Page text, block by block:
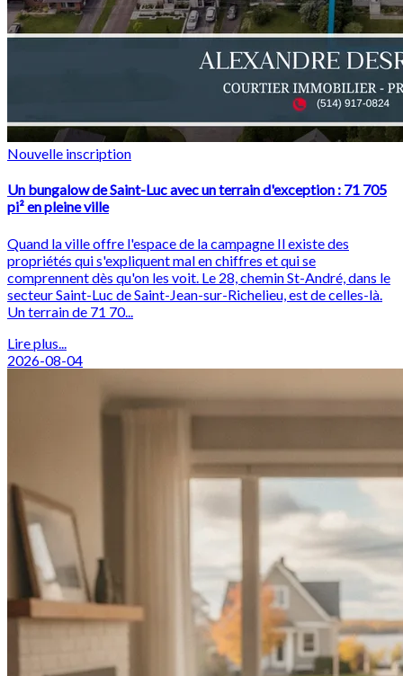
Nouvelle inscription
Un bungalow de Saint-Luc avec un terrain d'exception : 71 705
pi² en pleine ville
Quand la ville offre l'espace de la campagne Il existe des
propriétés qui s'expliquent mal en chiffres et qui se
comprennent dès qu'on les voit. Le 28, chemin St-André, dans le
secteur Saint-Luc de Saint-Jean-sur-Richelieu, est de celles-là.
Un terrain de 71 70...
Lire plus...
2026-08-04